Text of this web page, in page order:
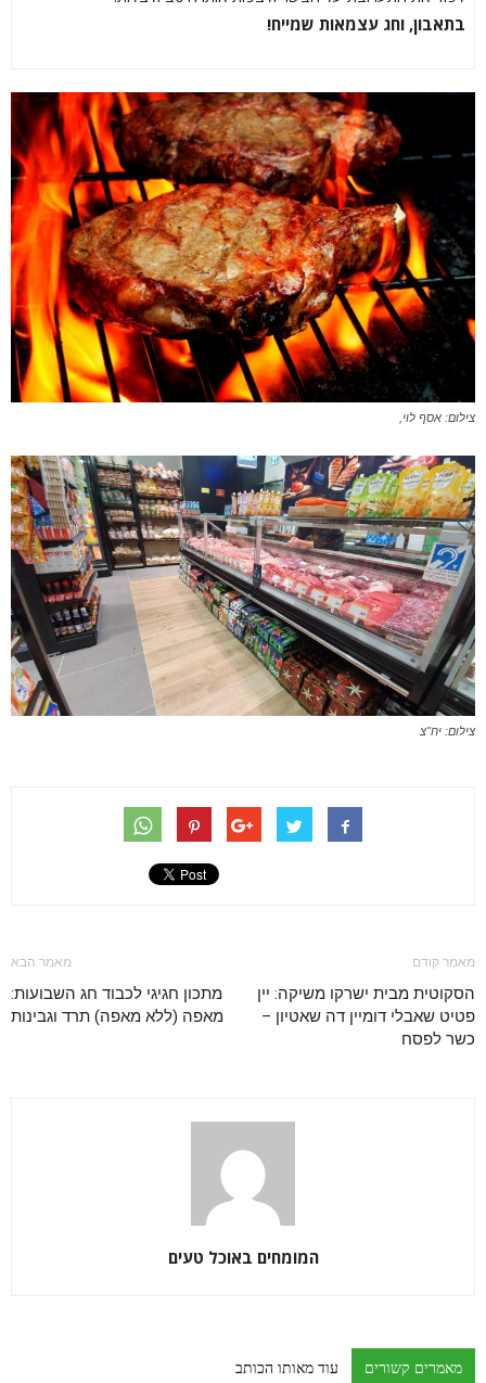
בתאבון, וחג עצמאות שמייח!
צילום: אסף לוי,
צילום: יח"צ
מאמר קודם
הסקוטית מבית ישרקו משיקה: יין
פטיט שאבלי דומיין דה שאטיון –
כשר לפסח
מאמר הבא
מתכון חגיגי לכבוד חג השבועות:
מאפה (ללא מאפה) תרד וגבינות
המומחים באוכל טעים
מאמרים קשורים עוד מאותו הכותב